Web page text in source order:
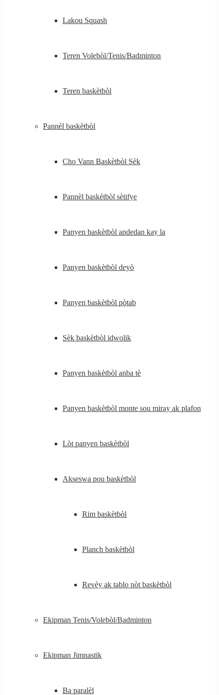
Lakou Squash
Teren Volebòl/Tenis/Badminton
Teren baskètbòl
Pannèl baskètbòl
Cho Vann Baskètbòl Sèk
Pannèl baskètbòl sètifye
Panyen baskètbòl andedan kay la
Panyen baskètbòl deyò
Panyen baskètbòl pòtab
Sèk baskètbòl idwolik
Panyen baskètbòl anba tè
Panyen baskètbòl monte sou miray ak plafon
Lòt panyen baskètbòl
Akseswa pou baskètbòl
Rim baskètbòl
Planch baskètbòl
Revèy ak tablo nòt baskètbòl
Ekipman Tenis/Volebòl/Badminton
Ekipman Jimnastik
Ba paralèl